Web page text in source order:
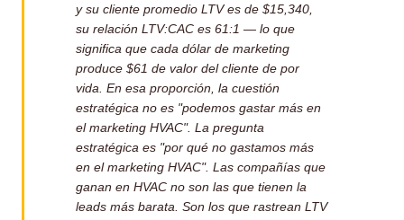
y su cliente promedio LTV es de $15,340,
su relación LTV:CAC es 61:1 — lo que
significa que cada dólar de marketing
produce $61 de valor del cliente de por
vida. En esa proporción, la cuestión
estratégica no es "podemos gastar más en
el marketing HVAC". La pregunta
estratégica es "por qué no gastamos más
en el marketing HVAC". Las compañías que
ganan en HVAC no son las que tienen la
leads más barata. Son los que rastrean LTV